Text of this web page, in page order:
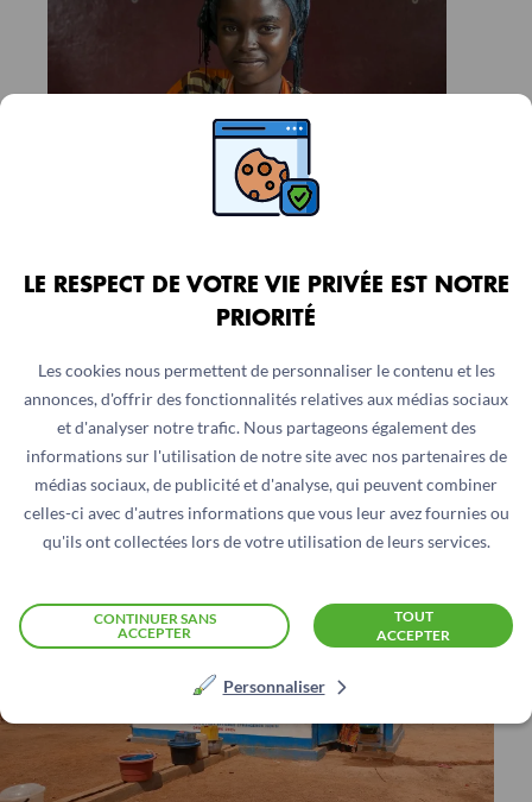
LE RESPECT DE VOTRE VIE PRIVÉE EST NOTRE
PRIORITÉ
Les cookies nous permettent de personnaliser le contenu et les
annonces, d'offrir des fonctionnalités relatives aux médias sociaux
et d'analyser notre trafic. Nous partageons également des
informations sur l'utilisation de notre site avec nos partenaires de
médias sociaux, de publicité et d'analyse, qui peuvent combiner
celles-ci avec d'autres informations que vous leur avez fournies ou
qu'ils ont collectées lors de votre utilisation de leurs services.
TOUT
ACCEPTER
CONTINUER SANS
ACCEPTER
Personnaliser
© Samuel Hauenstein Swan pour Action contre la
1/5
RÉPUBLIQUE CENTRAFRICAINE
L’actualité liée